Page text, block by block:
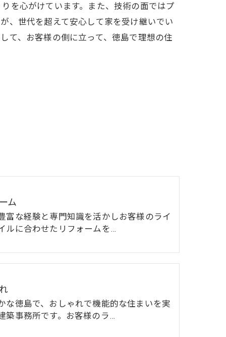
を心がけています。また、技術の面ではプ
、世代を超えて安心して家を受け継いでい
て、お客様の側に立って、徳島で理想の住
ム
富な経験と専門知識を活かしお客様のライ
ルに合わせたリフォームを…
な徳島で、おしゃれで機能的な住まいを実
築事務所です。お客様のラ…